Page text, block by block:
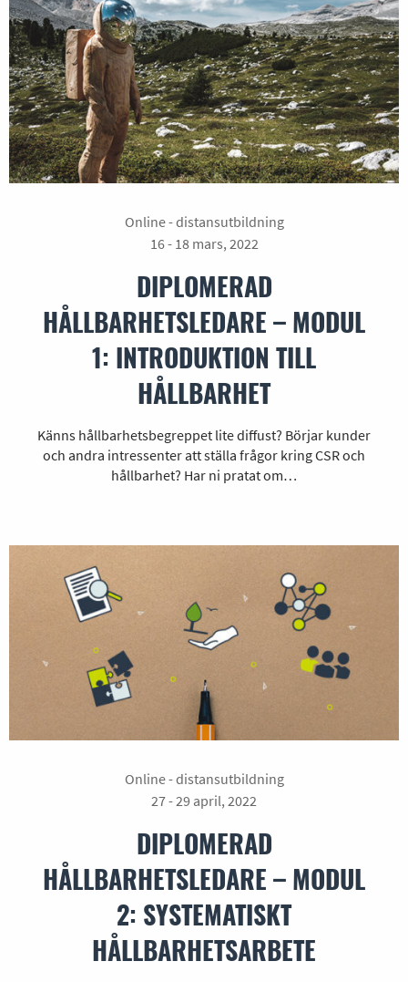
Online - distansutbildning
16 - 18 mars, 2022
DIPLOMERAD
HÅLLBARHETSLEDARE – MODUL
1: INTRODUKTION TILL
HÅLLBARHET
Känns hållbarhetsbegreppet lite diffust? Börjar kunder
och andra intressenter att ställa frågor kring CSR och
hållbarhet? Har ni pratat om…
Online - distansutbildning
27 - 29 april, 2022
DIPLOMERAD
HÅLLBARHETSLEDARE – MODUL
2: SYSTEMATISKT
HÅLLBARHETSARBETE